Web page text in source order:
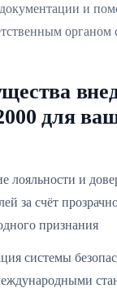
документации и
органом
для
лояльности и
за счёт
признания
системы